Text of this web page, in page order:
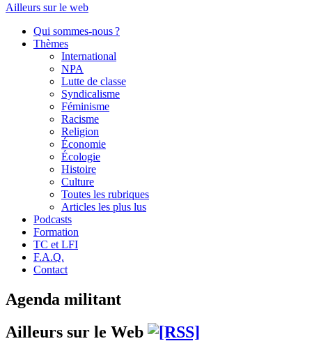
Ailleurs sur le web
Qui sommes-nous ?
Thèmes
International
NPA
Lutte de classe
Syndicalisme
Féminisme
Racisme
Religion
Économie
Écologie
Histoire
Culture
Toutes les rubriques
Articles les plus lus
Podcasts
Formation
TC et LFI
F.A.Q.
Contact
Agenda militant
Ailleurs sur le Web